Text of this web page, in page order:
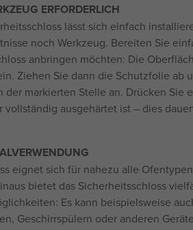
ERFORDERLICH
lässt sich einfach
noch Werkzeug. Bereiten Sie
anbringen möchten: Die
Ziehen Sie dann die Schutzfolie ab
der markierten Stelle an. Drücken Sie
vollständig ausgehärtet ist – dies
eignet sich für nahezu alle
bietet das Sicherheitsschloss
Es kann beispielsweise
Geschirrspülern oder anderen